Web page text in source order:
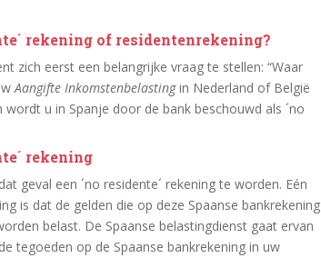
rekening of residentenrekening?
zich eerst een belangrijke vraag te stellen: “Waar
Aangifte Inkomstenbelastingin Nederland of België
u in Spanje door de bank beschouwd als ´no
rekening
geval een ´no residente´ rekening te worden. Eén
is dat de gelden die op deze Spaanse bankrekening
belast. De Spaanse belastingdienst gaat ervan
tegoeden op de Spaanse bankrekening in uw